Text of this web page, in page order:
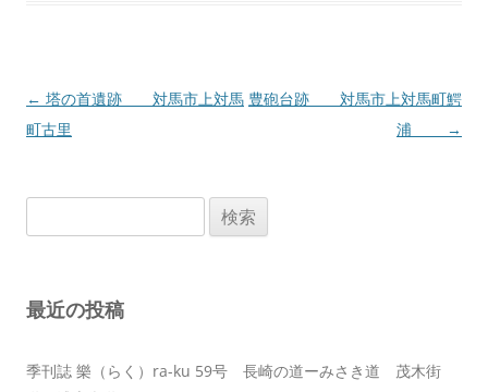
投
稿
ョ
← 塔の首遺跡 対馬市上対馬
町古里
豊砲台跡 対馬市上対馬町鰐
浦
→
索:
最近の投稿
季刊誌 樂（らく）ra-ku 59号 長崎の道ーみさき道 茂木街